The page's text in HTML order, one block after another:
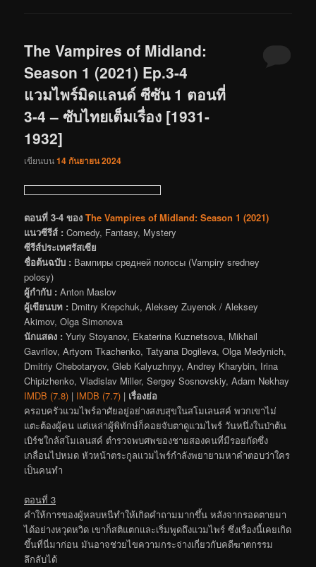
The Vampires of Midland:
Season 1 (2021) Ep.3-4
แวมไพร์มิดแลนด์ ซีซัน 1 ตอนที่
3-4 – ซับไทยเต็มเรื่อง [1931-
1932]
เขียนบน14 กันยายน 2024
ตอนที่ 3-4 ของ The Vampires of Midland: Season 1 (2021)
แนวซีรีส์ : Comedy, Fantasy, Mystery
ซีรีส์ประเทศรัสเซีย
ชื่อต้นฉบับ : Вампиры средней полосы (Vampiry sredney
polosy)
ผู้กำกับ : Anton Maslov
ผู้เขียนบท : Dmitry Krepchuk, Aleksey Zuyenok / Aleksey
Akimov, Olga Simonova
นักแสดง : Yuriy Stoyanov, Ekaterina Kuznetsova, Mikhail
Gavrilov, Artyom Tkachenko, Tatyana Dogileva, Olga Medynich,
Dmitriy Chebotaryov, Gleb Kalyuzhnyy, Andrey Kharybin, Irina
Chipizhenko, Vladislav Miller, Sergey Sosnovskiy, Adam Nekhay
IMDB (7.8) | IMDB (7.7) | เรื่องย่อ
ครอบครัวแวมไพร์อาศัยอยู่อย่างสงบสุขในสโมเลนสค์ พวกเขาไม่
แตะต้องผู้คน แต่เหล่าผู้พิทักษ์ก็คอยจับตาดูแวมไพร์ วันหนึ่งในป่าต้น
เบิร์ชใกล้สโมเลนสค์ ตำรวจพบศพของชายสองคนที่มีรอยกัดซึ่ง
เกลื่อนไปหมด หัวหน้าตระกูลแวมไพร์กำลังพยายามหาคำตอบว่าใคร
เป็นคนทำ
ตอนที่ 3
คำให้การของผู้หลบหนีทำให้เกิดคำถามมากขึ้น หลังจากรอดตายมา
ได้อย่างหวุดหวิด เขาก็สติแตกและเริ่มพูดถึงแวมไพร์ ซึ่งเรื่องนี้เคยเกิด
ขึ้นที่นี่มาก่อน มันอาจช่วยไขความกระจ่างเกี่ยวกับคดีฆาตกรรม
ลึกลับได้